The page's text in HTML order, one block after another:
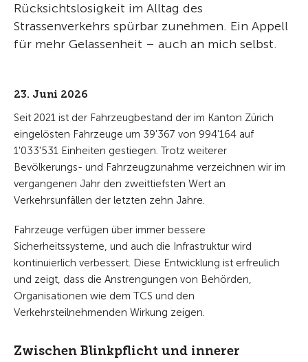
Rücksichtslosigkeit im Alltag des
Strassenverkehrs spürbar zunehmen. Ein Appell
für mehr Gelassenheit – auch an mich selbst.
23. Juni 2026
Seit 2021 ist der Fahrzeugbestand der im Kanton Zürich
eingelösten Fahrzeuge um 39'367 von 994'164 auf
1'033'531 Einheiten gestiegen. Trotz weiterer
Bevölkerungs- und Fahrzeugzunahme verzeichnen wir im
vergangenen Jahr den zweittiefsten Wert an
Verkehrsunfällen der letzten zehn Jahre.
Fahrzeuge verfügen über immer bessere
Sicherheitssysteme, und auch die Infrastruktur wird
kontinuierlich verbessert. Diese Entwicklung ist erfreulich
und zeigt, dass die Anstrengungen von Behörden,
Organisationen wie dem TCS und den
Verkehrsteilnehmenden Wirkung zeigen.
Zwischen Blinkpflicht und innerer